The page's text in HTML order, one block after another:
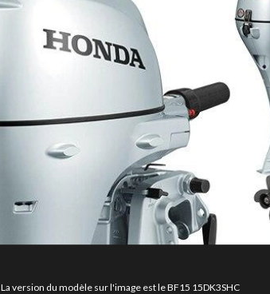
La version du modèle sur l'image est le BF15 15DK3SHC